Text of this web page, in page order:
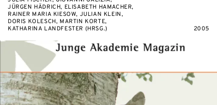
JÜRGEN HÄDRICH, ELISABETH HAMACHER,
RAINER MARIA KIESOW, JULIAN KLEIN,
DORIS KOLESCH, MARTIN KORTE,
KATHARINA LANDFESTER (HRSG.)
2005